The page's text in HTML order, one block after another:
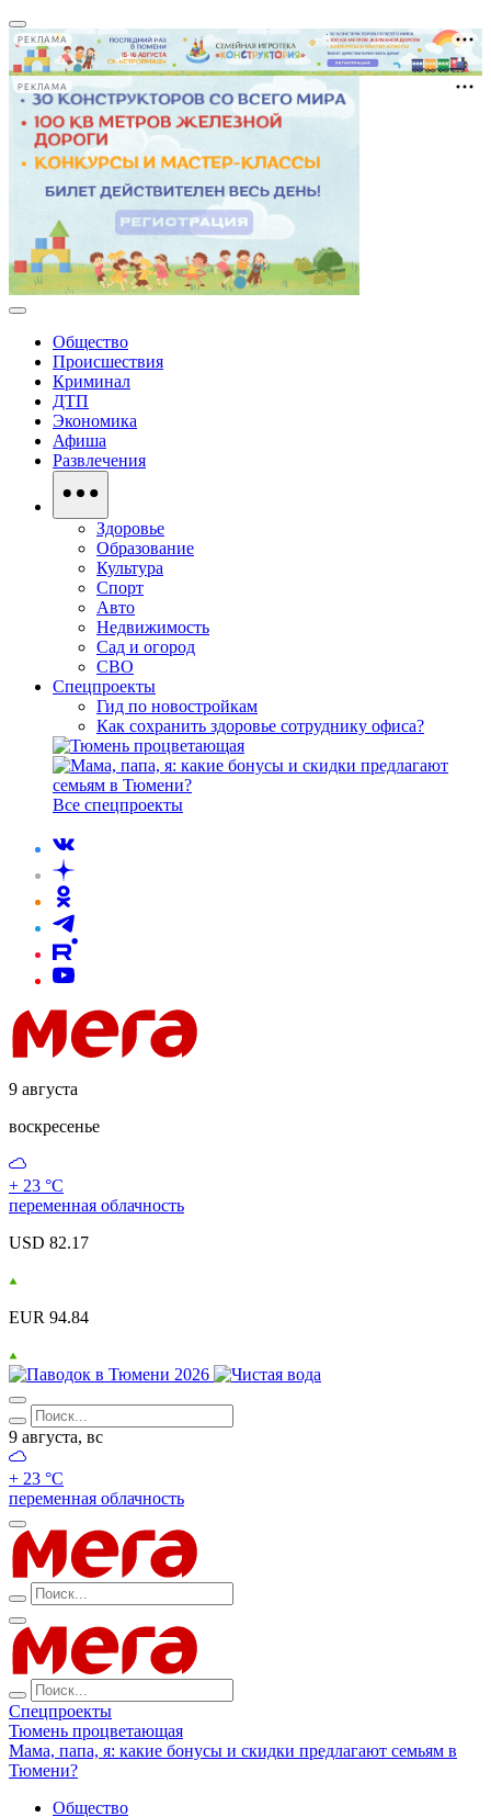
РЕКЛАМА
РЕКЛАМА
Общество
Происшествия
Криминал
ДТП
Экономика
Афиша
Развлечения
Здоровье
Образование
Культура
Спорт
Авто
Недвижимость
Сад и огород
СВО
Спецпроекты
Гид по новостройкам
Как сохранить здоровье сотруднику офиса?
Все спецпроекты
9 августа
воскресенье
+ 23 °С
переменная облачность
USD 82.17
EUR 94.84
9 августа, вс
+ 23 °С
переменная облачность
Спецпроекты
Тюмень процветающая
Мама, папа, я: какие бонусы и скидки предлагают семьям в
Тюмени?
Общество